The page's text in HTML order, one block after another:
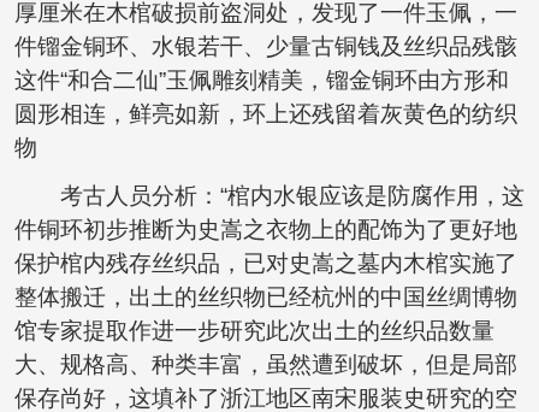
厚厘米在木棺破损前盗洞处，发现了一件玉佩，一
件镏金铜环、水银若干、少量古铜钱及丝织品残骸
这件“和合二仙”玉佩雕刻精美，镏金铜环由方形和
圆形相连，鲜亮如新，环上还残留着灰黄色的纺织
物
考古人员分析：“棺内水银应该是防腐作用，这
件铜环初步推断为史嵩之衣物上的配饰为了更好地
保护棺内残存丝织品，已对史嵩之墓内木棺实施了
整体搬迁，出土的丝织物已经杭州的中国丝绸博物
馆专家提取作进一步研究此次出土的丝织品数量
大、规格高、种类丰富，虽然遭到破坏，但是局部
保存尚好，这填补了浙江地区南宋服装史研究的空